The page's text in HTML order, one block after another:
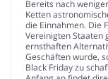
Bereits nach
Ketten
die Einnahmen. Die
Vereinigten Staaten
ernsthaften
Geschäften wurde,
Black Friday zu